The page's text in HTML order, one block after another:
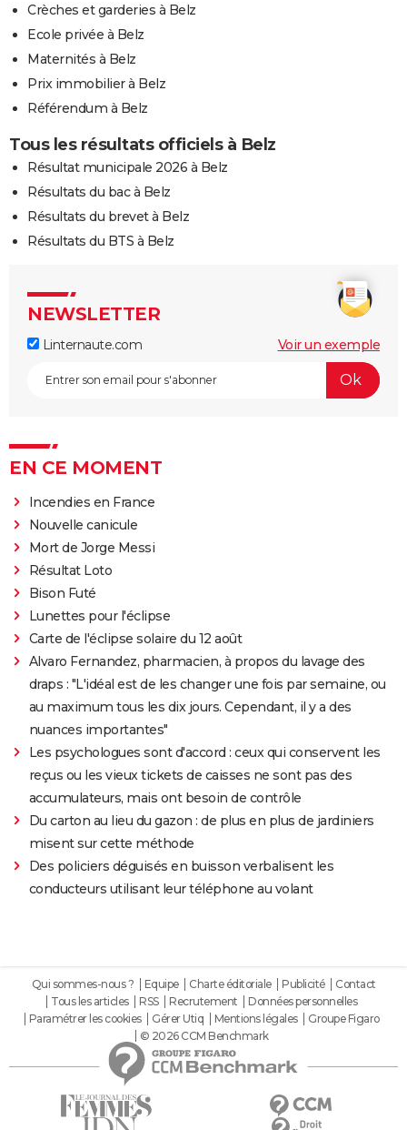
Crèches et garderies à Belz
Ecole privée à Belz
Maternités à Belz
Prix immobilier à Belz
Référendum à Belz
Tous les résultats officiels à Belz
Résultat municipale 2026 à Belz
Résultats du bac à Belz
Résultats du brevet à Belz
Résultats du BTS à Belz
NEWSLETTER
Linternaute.com Voir un exemple
EN CE MOMENT
Incendies en France
Nouvelle canicule
Mort de Jorge Messi
Résultat Loto
Bison Futé
Lunettes pour l'éclipse
Carte de l'éclipse solaire du 12 août
Alvaro Fernandez, pharmacien, à propos du lavage des
draps : "L'idéal est de les changer une fois par semaine, ou
au maximum tous les dix jours. Cependant, il y a des
nuances importantes"
Les psychologues sont d'accord : ceux qui conservent les
reçus ou les vieux tickets de caisses ne sont pas des
accumulateurs, mais ont besoin de contrôle
Du carton au lieu du gazon : de plus en plus de jardiniers
misent sur cette méthode
Des policiers déguisés en buisson verbalisent les
conducteurs utilisant leur téléphone au volant
Qui sommes-nous ? Equipe Charte éditoriale Publicité
Contact
Tous les articles
RSS Recrutement
Données personnelles
Paramétrer les cookies
Gérer Utiq Mentions légales
Groupe Figaro
© 2026 CCM Benchmark